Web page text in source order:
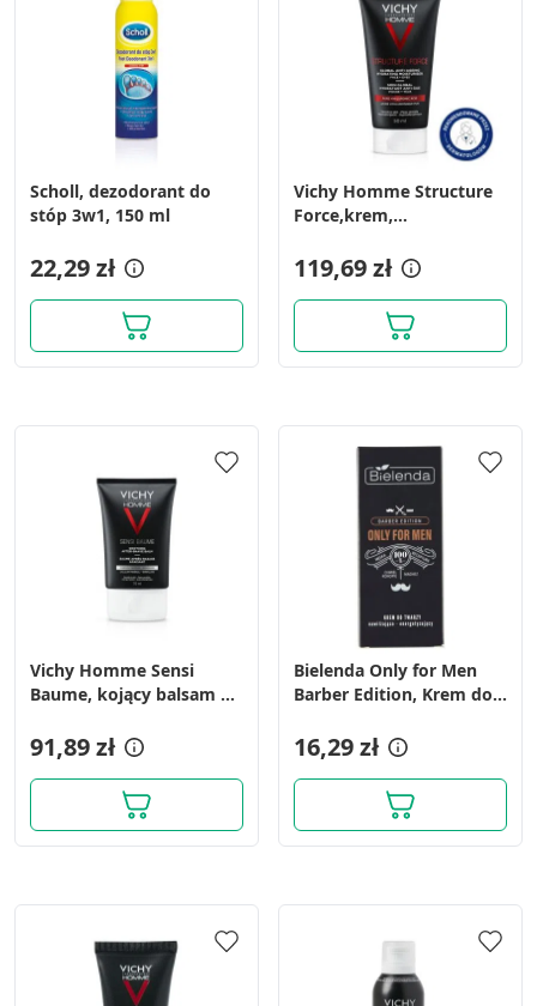
Scholl, dezodorant do
stóp 3w1, 150 ml
22,29 zł
Vichy Homme Structure
Force,krem,
119,69 zł
Vichy Homme Sensi
Baume, kojący balsam po
75 ml
91,89 zł
Bielenda Only for Men
Barber Edition, Krem do
energetyzujący, 50 ml
16,29 zł